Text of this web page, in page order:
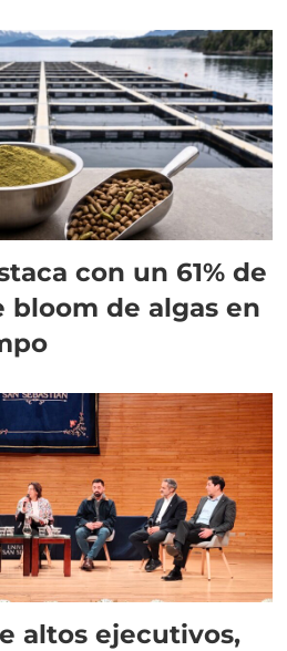
con un 61% de
bloom de algas en
altos ejecutivos,